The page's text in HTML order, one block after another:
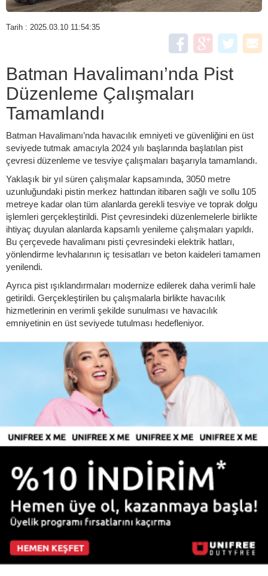
Tarih : 2025.03.10 11:54:35
Batman Havalimanı’nda Pist
Düzenleme Çalışmaları
Tamamlandı
Batman Havalimanı’nda havacılık emniyeti ve güvenliğini en üst
seviyede tutmak amacıyla 2024 yılı başlarında başlatılan pist
çevresi düzenleme ve tesviye çalışmaları başarıyla tamamlandı.
Yaklaşık bir yıl süren çalışmalar kapsamında, 3050 metre
uzunluğundaki pistin merkez hattından itibaren sağlı ve sollu 105
metreye kadar olan tüm alanlarda gerekli tesviye ve toprak dolgu
işlemleri gerçekleştirildi. Pist çevresindeki düzenlemelerle birlikte
ihtiyaç duyulan alanlarda kapsamlı yenileme çalışmaları yapıldı.
Bu çerçevede havalimanı pisti çevresindeki elektrik hatları,
yönlendirme levhalarının iç tesisatları ve beton kaideleri tamamen
yenilendi.
Ayrıca pist ışıklandırmaları modernize edilerek daha verimli hale
getirildi. Gerçekleştirilen bu çalışmalarla birlikte havacılık
hizmetlerinin en verimli şekilde sunulması ve havacılık
emniyetinin en üst seviyede tutulması hedefleniyor.